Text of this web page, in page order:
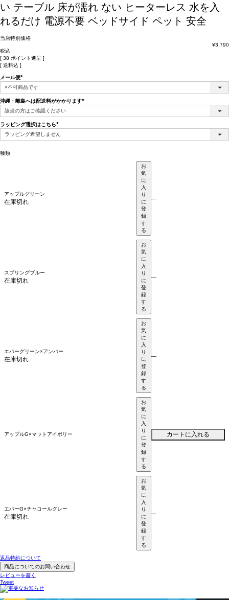
い テーブル 床が濡れ ない ヒーターレス 水を入
れるだけ 電源不要 ベッドサイド ペット 安全
当店特別価格
¥3,790
税込
[ 38 ポイント進呈 ]
送料込
メール便
(必
須)
沖縄・離島へは配送料がかかります
須)
ラッピング選択はこちら
(必
須)
種類
アップルグリーン
在庫切れ
お
気
に
入
り
に
登
録
す
る
—
スプリングブルー
在庫切れ
お
気
に
入
り
に
登
録
す
る
—
エバーグリーン×アンバー
在庫切れ
お
気
に
入
り
に
登
録
す
る
—
アップルG×マットアイボリー
お
気
に
入
り
に
登
録
す
る
カートに入れる
エバーG×チャコールグレー
在庫切れ
お
気
に
入
り
に
登
録
す
る
—
返品特約について
商品についてのお問い合わせ
レビューを書く
Tweet